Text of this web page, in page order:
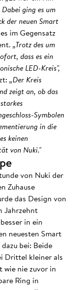
ging es um
der neuen Smart
im Gegensatz
„Trotz des um
dass es ein
LED-Kreis",
„Der Kreis
zeigt an, ob das
Symbolen
in die
keinen
von Nuki."
von Nuki der
Zuhause
das Design von
Jahrzehnt
in ein
neuesten Smart
bei: Beide
Drittel kleiner als
wie nie zuvor in
Ring in